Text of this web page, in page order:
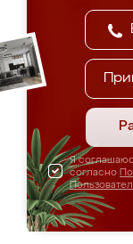
Я
согласно